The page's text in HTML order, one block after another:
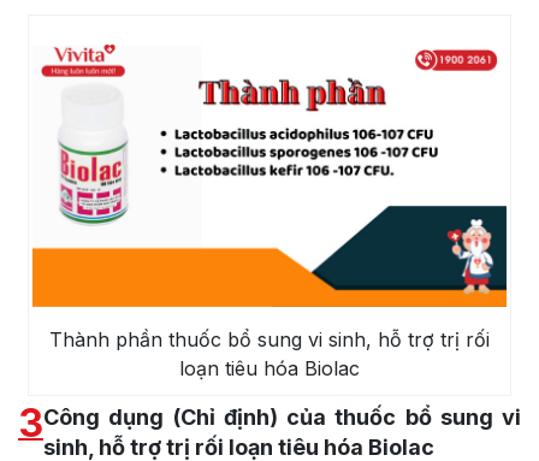
Thành phần thuốc bổ sung vi sinh, hỗ trợ trị rối
loạn tiêu hóa Biolac
3Công dụng (Chỉ định) của thuốc bổ sung vi
sinh, hỗ trợ trị rối loạn tiêu hóa Biolac